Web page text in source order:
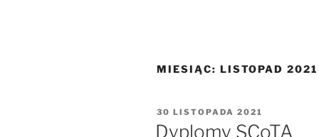
MIESIĄC: LISTOPAD 2021
OPUBLIKOWANE
W
30 LISTOPADA 2021
Dyplomy SCoTA